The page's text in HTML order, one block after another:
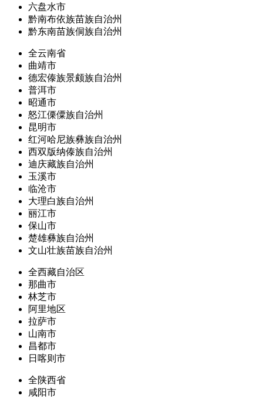
六盘水市
黔南布依族苗族自治州
黔东南苗族侗族自治州
全云南省
曲靖市
德宏傣族景颇族自治州
普洱市
昭通市
怒江傈僳族自治州
昆明市
红河哈尼族彝族自治州
西双版纳傣族自治州
迪庆藏族自治州
玉溪市
临沧市
大理白族自治州
丽江市
保山市
楚雄彝族自治州
文山壮族苗族自治州
全西藏自治区
那曲市
林芝市
阿里地区
拉萨市
山南市
昌都市
日喀则市
全陕西省
咸阳市